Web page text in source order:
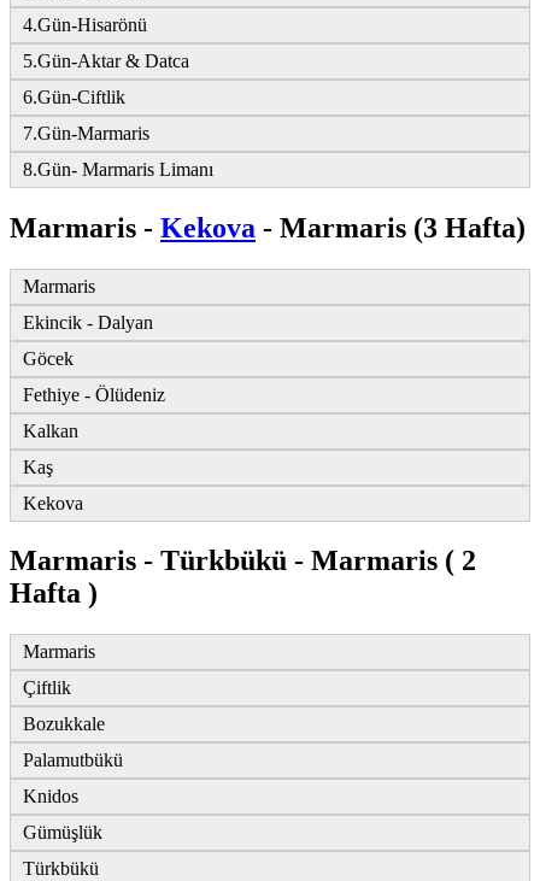
4.Gün-Hisarönü
5.Gün-Aktar & Datca
6.Gün-Ciftlik
7.Gün-Marmaris
8.Gün- Marmaris Limanı
Marmaris - Kekova - Marmaris (3 Hafta)
Marmaris
Ekincik - Dalyan
Göcek
Fethiye - Ölüdeniz
Kalkan
Kaş
Kekova
Marmaris - Türkbükü - Marmaris ( 2
Hafta )
Marmaris
Çiftlik
Bozukkale
Palamutbükü
Knidos
Gümüşlük
Türkbükü